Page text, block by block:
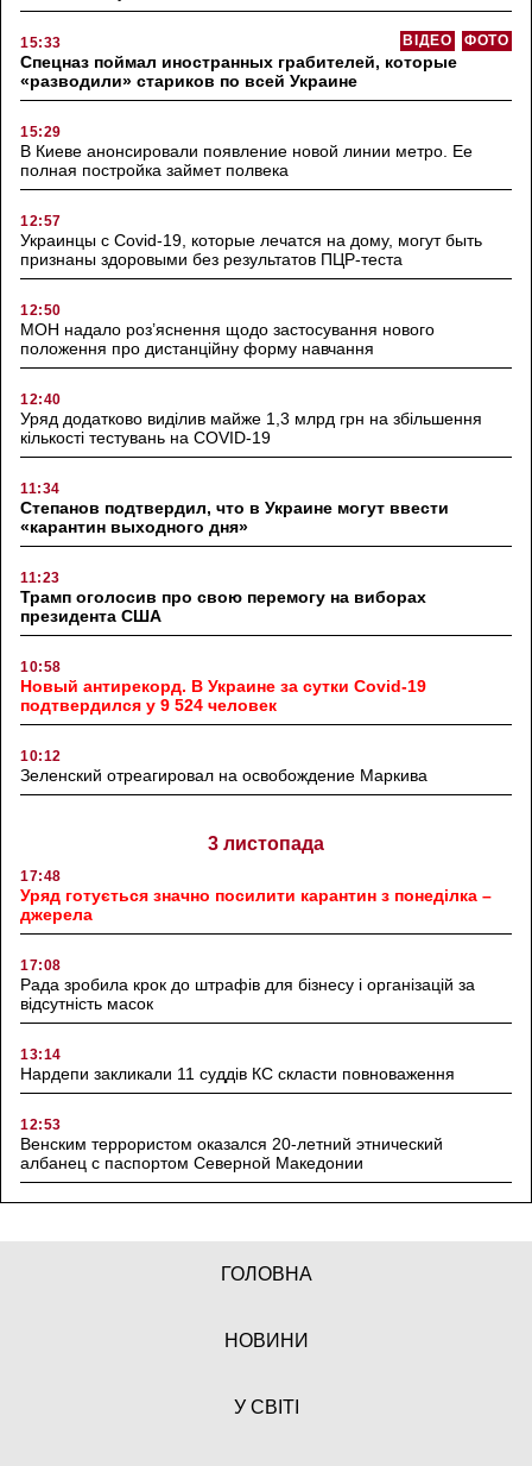
15:33 ФОТО
ВІДЕО
Спецназ поймал иностранных грабителей, которые
«разводили» стариков по всей Украине
15:29
В Киеве анонсировали появление новой линии метро. Ее
полная постройка займет полвека
12:57
Украинцы с Covid-19, которые лечатся на дому, могут быть
признаны здоровыми без результатов ПЦР-теста
12:50
МОН надало роз’яснення щодо застосування нового
положення про дистанційну форму навчання
12:40
Уряд додатково виділив майже 1,3 млрд грн на збільшення
кількості тестувань на COVID-19
11:34
Степанов подтвердил, что в Украине могут ввести
«карантин выходного дня»
11:23
Трамп оголосив про свою перемогу на виборах
президента США
10:58
Новый антирекорд. В Украине за сутки Covid-19
подтвердился у 9 524 человек
10:12
Зеленский отреагировал на освобождение Маркива
3 листопада
17:48
Уряд готується значно посилити карантин з понеділка –
джерела
17:08
Рада зробила крок до штрафів для бізнесу і організацій за
відсутність масок
13:14
Нардепи закликали 11 суддів КС скласти повноваження
12:53
Венским террористом оказался 20-летний этнический
албанец с паспортом Северной Македонии
ГОЛОВНА
НОВИНИ
У СВІТІ